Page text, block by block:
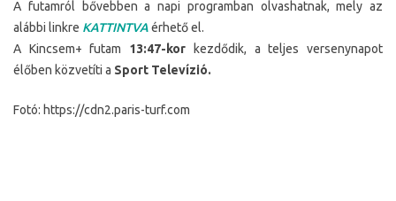
A futamról bővebben a napi programban olvashatnak, mely az
alábbi linkre KATTINTVAérhető el.
A Kincsem+ futam 13:47-kor
kezdődik, a teljes versenynapot
élőben közvetíti a Sport Televízió.
Fotó: https://cdn2.paris-turf.com